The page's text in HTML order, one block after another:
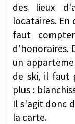
des lieux
locataires. En
faut
d'honoraires.
un
de ski, il faut
plus :
Il s'agit donc
la carte.